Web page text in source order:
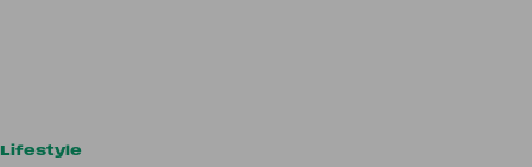
Lifestyle